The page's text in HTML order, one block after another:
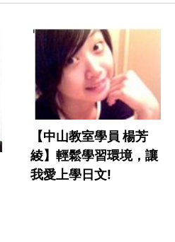
【中山教室學員 楊芳
綾】輕鬆學習環境，讓
我愛上學日文!